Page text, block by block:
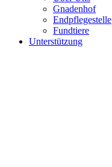
Gnadenhof
Endpflegestelle
Fundtiere
Unterstützung